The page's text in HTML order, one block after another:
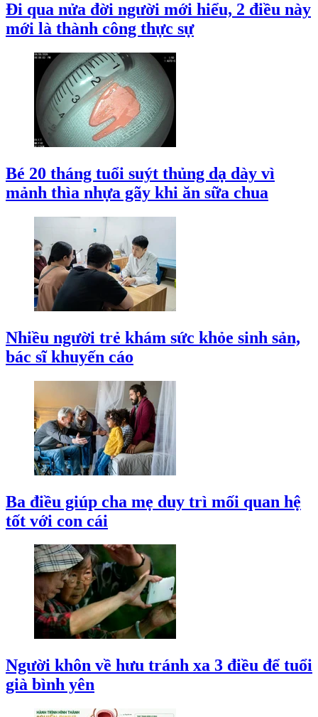
Đi qua nửa đời người mới hiểu, 2 điều này
mới là thành công thực sự
Bé 20 tháng tuổi suýt thủng dạ dày vì
mảnh thìa nhựa gãy khi ăn sữa chua
Nhiều người trẻ khám sức khỏe sinh sản,
bác sĩ khuyến cáo
Ba điều giúp cha mẹ duy trì mối quan hệ
tốt với con cái
Người khôn về hưu tránh xa 3 điều để tuổi
già bình yên